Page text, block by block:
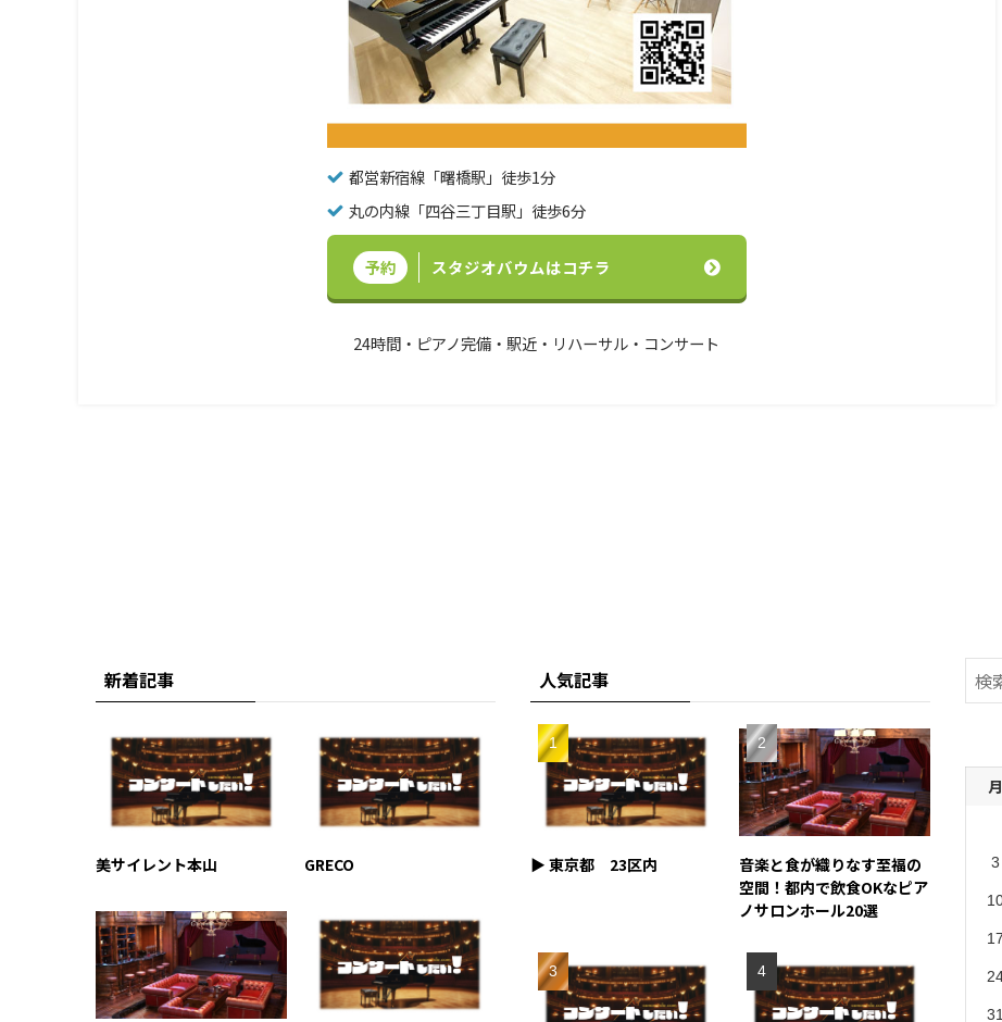
都営新宿線「曙橋駅」徒歩1分
丸の内線「四谷三丁目駅」徒歩6分
予約 スタジオバウムはコチラ
24時間・ピアノ完備・駅近・リハーサル・コンサート
新着記事
美サイレント本山 GRECO
人気記事
▶︎ 東京都 23区内
音楽と食が織りなす至福の
空間！都内で飲食OKなピア
ノサロンホール20選
月
3
17
31